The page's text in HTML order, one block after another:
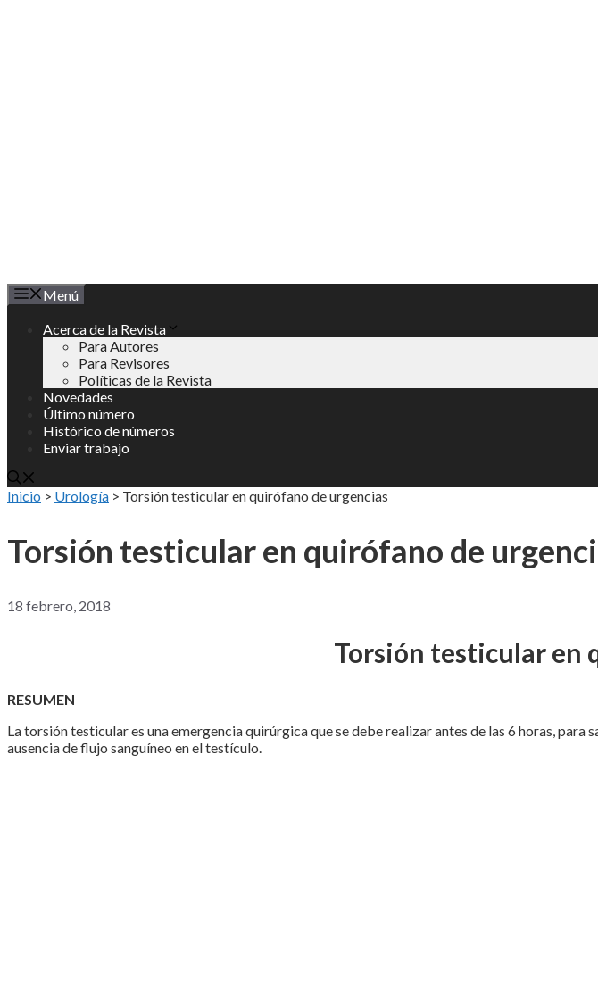
Menú
Acerca de la Revista
Para Autores
Para Revisores
Políticas de la Revista
Novedades
Último número
Histórico de números
Enviar trabajo
Inicio > Urología > Torsión testicular en quirófano de urgencias
Torsión testicular en quirófano de
18 febrero, 2018
Torsión testicular en
RESUMEN
La torsión testicular es una emergencia quirúrgica que se debe realizar antes de las 6 horas,
ausencia de flujo sanguíneo en el testículo.